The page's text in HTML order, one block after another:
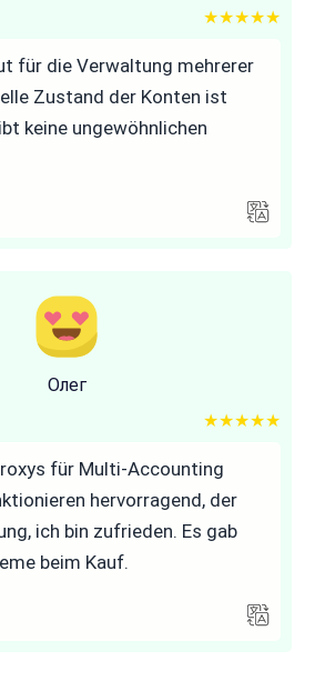
5 out of 5
für die Verwaltung mehrerer
Zustand der Konten ist
keine ungewöhnlichen
Олег
5 out of 5
für Multi-Accounting
hervorragend, der
ich bin zufrieden. Es gab
beim Kauf.